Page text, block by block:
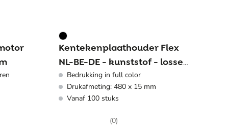
Kentekenplaathouder Flex
NL-BE-DE - kunststof - losse
reclamestrip
Bedrukking in full color
Drukafmeting: 480 x 15 mm
Vanaf 100 stuks
(0)